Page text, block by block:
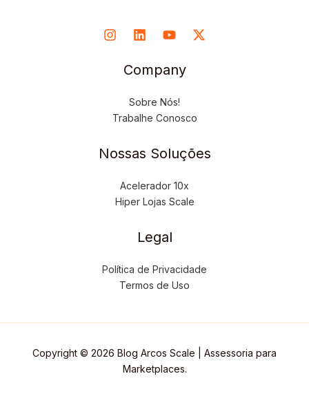
Company
Sobre Nós!
Trabalhe Conosco
Nossas Soluções
Acelerador 10x
Hiper Lojas Scale
Legal
Política de Privacidade
Termos de Uso
Copyright © 2026 Blog Arcos Scale | Assessoria para
Marketplaces.